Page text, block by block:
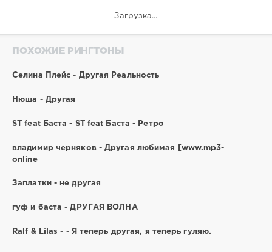
Загрузка...
ПОХОЖИЕ РИНГТОНЫ
Селина Плейс - Другая Реальность
Нюша - Другая
ST feat Баста - ST feat Баста - Ретро
владимир черняков - Другая любимая [www.mp3-
online
Заплатки - не другая
гуф и баста - ДРУГАЯ ВОЛНА
Ralf & Lilas - - Я теперь другая, я теперь гуляю.